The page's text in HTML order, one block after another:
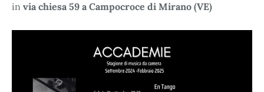
in via chiesa 59 a Campocroce di Mirano (VE)